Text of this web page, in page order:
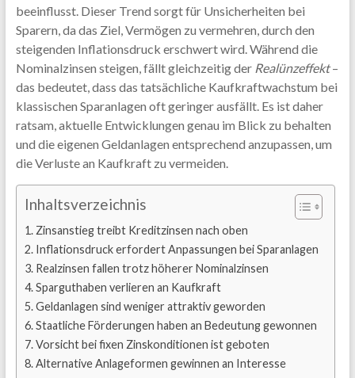
beeinflusst. Dieser Trend sorgt für Unsicherheiten bei
Sparern, da das Ziel, Vermögen zu vermehren, durch den
steigenden Inflationsdruck erschwert wird. Während die
Nominalzinsen steigen, fällt gleichzeitig der Realünzeffekt–
das bedeutet, dass das tatsächliche Kaufkraftwachstum bei
klassischen Sparanlagen oft geringer ausfällt. Es ist daher
ratsam, aktuelle Entwicklungen genau im Blick zu behalten
und die eigenen Geldanlagen entsprechend anzupassen, um
die Verluste an Kaufkraft zu vermeiden.
Inhaltsverzeichnis
Zinsanstieg treibt Kreditzinsen nach oben
Inflationsdruck erfordert Anpassungen bei Sparanlagen
Realzinsen fallen trotz höherer Nominalzinsen
Sparguthaben verlieren an Kaufkraft
Geldanlagen sind weniger attraktiv geworden
Staatliche Förderungen haben an Bedeutung gewonnen
Vorsicht bei fixen Zinskonditionen ist geboten
Alternative Anlageformen gewinnen an Interesse